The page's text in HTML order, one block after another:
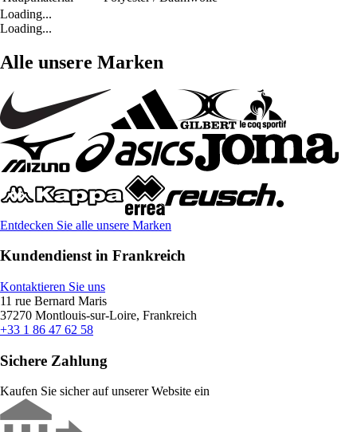
Loading...
Loading...
Alle unsere Marken
Entdecken Sie alle unsere Marken
Kundendienst in Frankreich
Kontaktieren Sie uns
11 rue Bernard Maris
37270 Montlouis-sur-Loire, Frankreich
+33 1 86 47 62 58
Sichere Zahlung
Kaufen Sie sicher auf unserer Website ein